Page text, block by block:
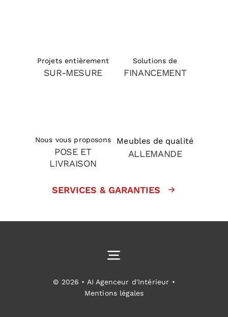
Projets entièrement
SUR-MESURE
Solutions de
FINANCEMENT
Nous vous proposons
POSE ET
LIVRAISON
Meubles de qualité
ALLEMANDE
SERVICES & GARANTIES
Toggle
Navigation
Cuisines équipées
© 2026 • AI Agenceur d'Intérieur •
Mentions légales